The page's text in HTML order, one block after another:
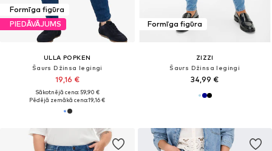
Formīga figūra
PIEDĀVĀJUMS
ULLA POPKEN
Šaurs Džinsa legingi
19,16 €
Sākotnējā cena: 59,90 €
Pēdējā zemākā cena:19,16 €
Formīga figūra
ZIZZI
Šaurs Džinsa legingi
34,99 €